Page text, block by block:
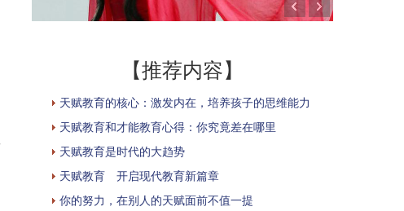
【推荐内容】
天赋教育的核心：激发内在，培养孩子的思维能力
天赋教育和才能教育心得：你究竟差在哪里
天赋教育是时代的大趋势
天赋教育 开启现代教育新篇章
你的努力，在别人的天赋面前不值一提